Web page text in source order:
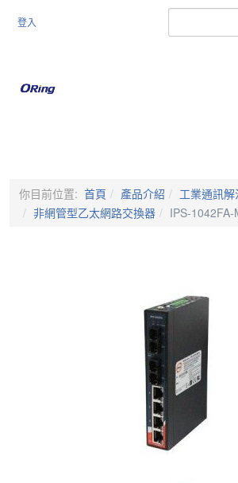
登入
你目前位置: 首頁 產品介紹
工業通訊
非網管型乙太網路交換器
IPS-1042FA-